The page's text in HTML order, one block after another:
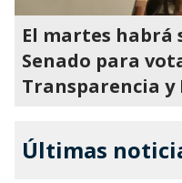
El martes habrá
Senado para
Transparencia y
Últimas